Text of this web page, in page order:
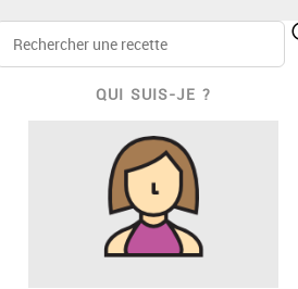
QUI SUIS-JE ?